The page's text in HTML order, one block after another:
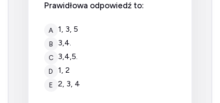
Prawidłowa odpowiedź to:
A 1, 3, 5
B 3,4.
C 3,4,5.
D 1, 2
E 2, 3, 4